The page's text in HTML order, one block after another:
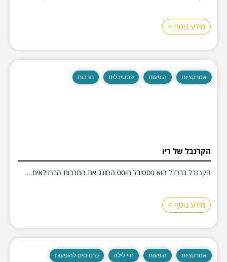
מידע נוסף >
אטרקציות הופעות פסטיבלים תרבות
הקרנבל של ריו
הקרנבל בברזיל הוא פסטיבל תוסס החוגג את התרבות הברזילאית...
מידע נוסף >
אטרקציות הופעות חיי לילה כרטיסים להופעות